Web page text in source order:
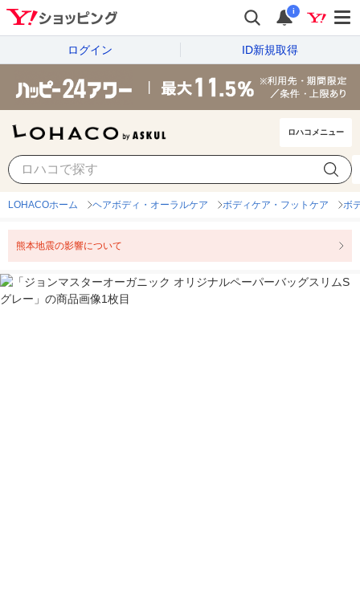
i
ログイン ID新規取得
ロハコメニュー
LOHACOホーム ヘアボディ・オーラルケア ボディケア・フットケア ボ
熊本地震の影響について